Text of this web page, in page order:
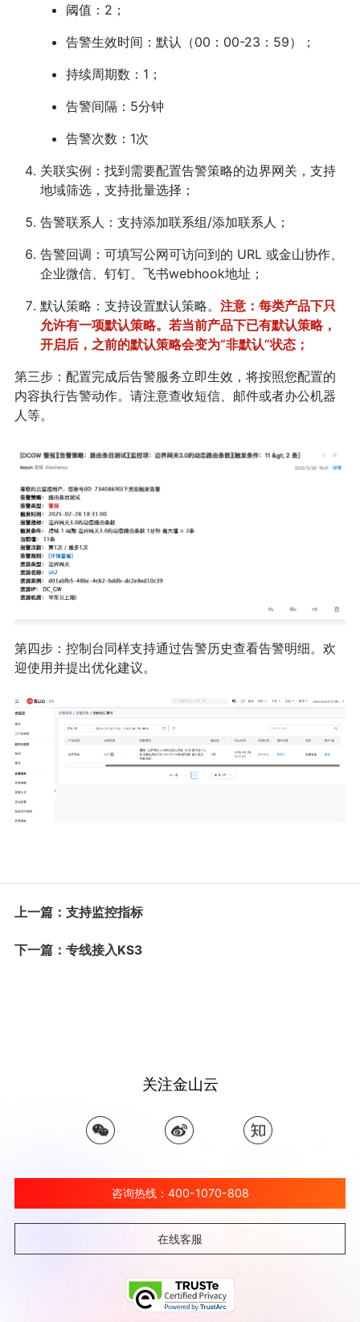
阈值：2；
告警生效时间：默认（00：00-23：59）；
持续周期数：1；
告警间隔：5分钟
告警次数：1次
关联实例：找到需要配置告警策略的边界网关，支持
地域筛选，支持批量选择；
告警联系人：支持添加联系组/添加联系人；
告警回调：可填写公网可访问到的 URL 或金山协作、
企业微信、钉钉、飞书webhook地址；
默认策略：支持设置默认策略。 注意：每类产品下只
允许有一项默认策略。若当前产品下已有默认策略，
开启后，之前的默认策略会变为“非默认”状态；
第三步：配置完成后告警服务立即生效，将按照您配置的
内容执行告警动作。请注意查收短信、邮件或者办公机器
人等。
第四步：控制台同样支持通过告警历史查看告警明细。欢
迎使用并提出优化建议。
上一篇：支持监控指标
下一篇：专线接入KS3
关注金山云
咨询热线：400-1070-808
在线客服